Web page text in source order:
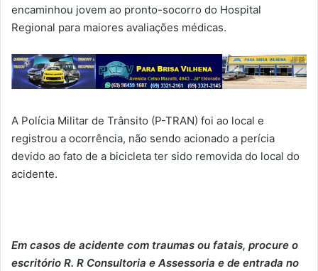
encaminhou jovem ao pronto-socorro do Hospital
Regional para maiores avaliações médicas.
A Polícia Militar de Trânsito (P-TRAN) foi ao local e
registrou a ocorrência, não sendo acionado a perícia
devido ao fato de a bicicleta ter sido removida do local do
acidente.
Em casos de acidente com traumas ou fatais, procure o
escritório R. R Consultoria e Assessoria e de entrada no